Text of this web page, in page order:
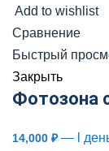
Add to wishlist
Сравнение
Быстрый
Закрыть
Фотозона
14,000 ₽— l